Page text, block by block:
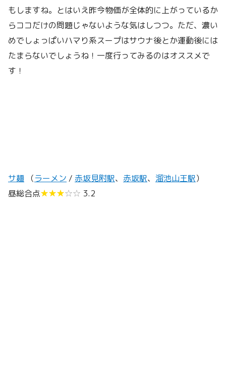
もしますね。とはいえ昨今物価が全体的に上がっているか
らココだけの問題じゃないような気はしつつ。ただ、濃い
めでしょっぱいハマり系スープはサウナ後とか運動後には
たまらないでしょうね！一度行ってみるのはオススメで
す！
サ麺 （ラーメン / 赤坂見附駅、 赤坂駅、 溜池山王駅）
昼総合点★★★☆☆ 3.2